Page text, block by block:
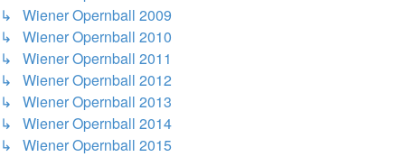
↳ Wiener Opernball 2009
↳ Wiener Opernball 2010
↳ Wiener Opernball 2011
↳ Wiener Opernball 2012
↳ Wiener Opernball 2013
↳ Wiener Opernball 2014
↳ Wiener Opernball 2015